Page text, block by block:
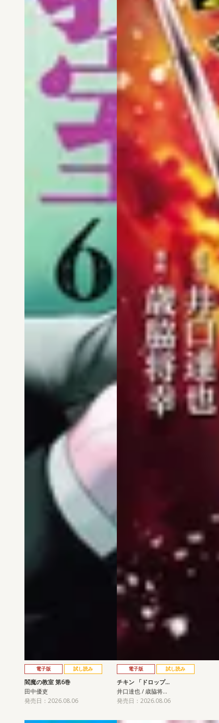
電子版 試し読み
閻魔の教室 第6巻
田中優吏
発売日：2026.08.06
電子版 試し読み
チキン 「ドロップ…
井口達也 / 歳脇将…
発売日：2026.08.06